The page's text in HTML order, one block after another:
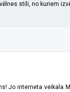
stili, no kuriem
Jo interneta veikala